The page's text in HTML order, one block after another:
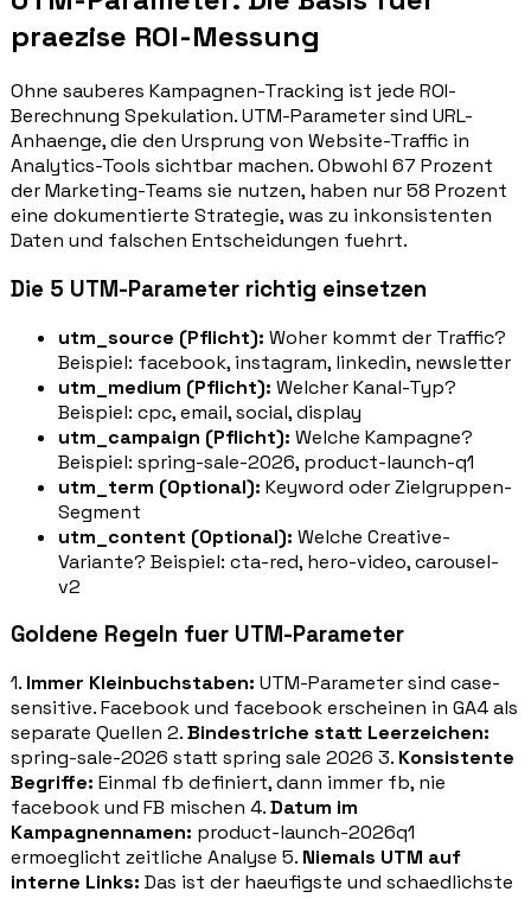
praezise ROI-Messung
Ohne sauberes Kampagnen-Tracking ist jede ROI-
Berechnung Spekulation. UTM-Parameter sind URL-
Anhaenge, die den Ursprung von Website-Traffic in
Analytics-Tools sichtbar machen. Obwohl 67 Prozent
der Marketing-Teams sie nutzen, haben nur 58 Prozent
eine dokumentierte Strategie, was zu inkonsistenten
Daten und falschen Entscheidungen fuehrt.
Die 5 UTM-Parameter richtig einsetzen
utm_source (Pflicht): Woher kommt der Traffic?
Beispiel: facebook, instagram, linkedin, newsletter
utm_medium (Pflicht): Welcher Kanal-Typ?
Beispiel: cpc, email, social, display
utm_campaign (Pflicht): Welche Kampagne?
Beispiel: spring-sale-2026, product-launch-q1
utm_term (Optional): Keyword oder Zielgruppen-
Segment
utm_content (Optional): Welche Creative-
Variante? Beispiel: cta-red, hero-video, carousel-
v2
Goldene Regeln fuer UTM-Parameter
1. Immer Kleinbuchstaben: UTM-Parameter sind case-
sensitive. Facebook und facebook erscheinen in GA4 als
separate Quellen 2.Bindestriche statt Leerzeichen:
spring-sale-2026 statt spring sale 2026 3. Konsistente
Begriffe: Einmal fb definiert, dann immer fb, nie
facebook und FB mischen 4.Datum im
Kampagnennamen: product-launch-2026q1
ermoeglicht zeitliche Analyse 5. Niemals UTM auf
interne Links: Das ist der haeufigste und schaedlichste